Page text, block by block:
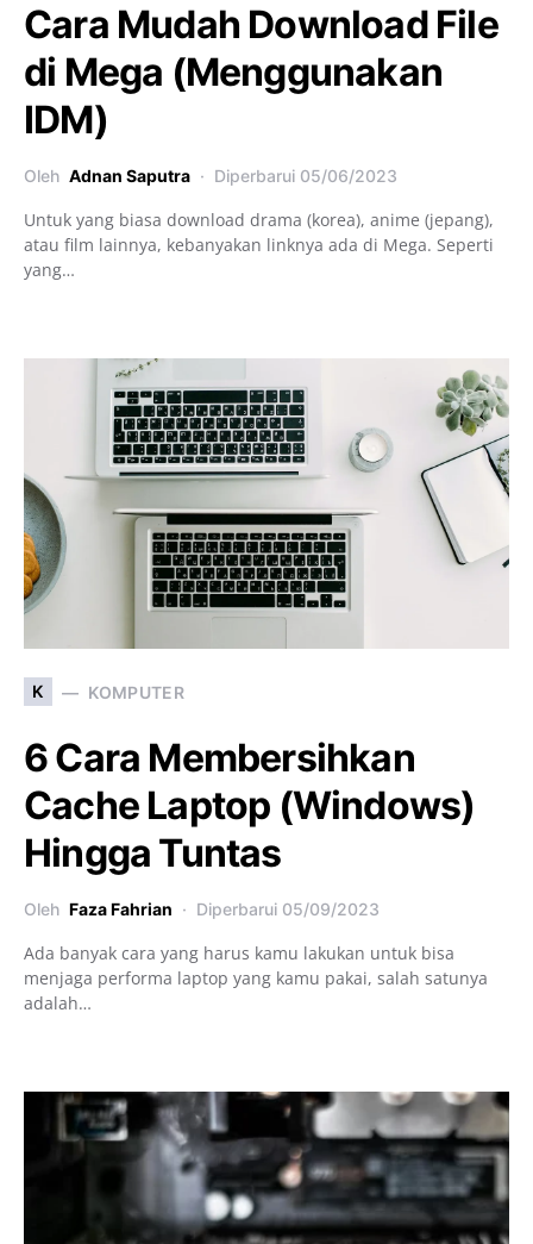
Cara Mudah Download File
di Mega (Menggunakan
IDM)
Oleh Adnan Saputra Diperbarui 05/06/2023
Untuk yang biasa download drama (korea), anime (jepang),
atau film lainnya, kebanyakan linknya ada di Mega. Seperti
yang…
K KOMPUTER
6 Cara Membersihkan
Cache Laptop (Windows)
Hingga Tuntas
Oleh Faza Fahrian Diperbarui 05/09/2023
Ada banyak cara yang harus kamu lakukan untuk bisa
menjaga performa laptop yang kamu pakai, salah satunya
adalah…